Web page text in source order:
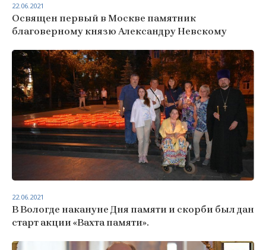
Освящен первый в Москве памятник
благоверному князю Александру Невскому
22.06.2021
В Вологде накануне Дня памяти и скорби был дан
старт акции «Вахта памяти».
22.06.2021